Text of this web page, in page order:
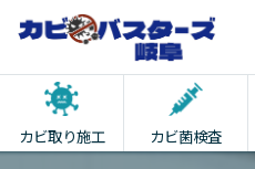
カビ取り施工 カビ菌検査